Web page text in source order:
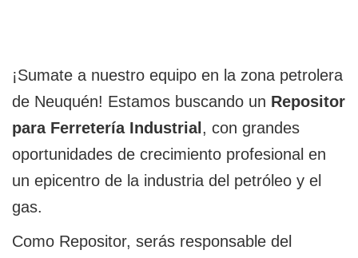
¡Sumate a nuestro equipo en la zona petrolera
de Neuquén! Estamos buscando un Repositor
para Ferretería Industrial , con grandes
oportunidades de crecimiento profesional en
un epicentro de la industria del petróleo y el
gas.
Como Repositor, serás responsable del